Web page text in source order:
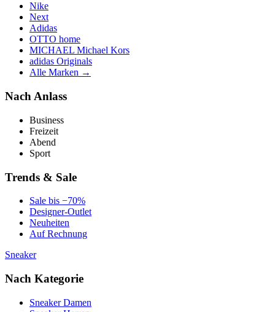
Nike
Next
Adidas
OTTO home
MICHAEL Michael Kors
adidas Originals
Alle Marken →
Nach Anlass
Business
Freizeit
Abend
Sport
Trends & Sale
Sale bis −70%
Designer-Outlet
Neuheiten
Auf Rechnung
Sneaker
Nach Kategorie
Sneaker Damen